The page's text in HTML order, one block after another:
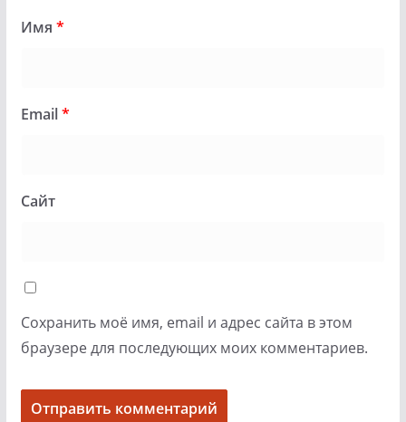
Имя *
Email*
Сайт
Сохранить моё имя, email и адрес сайта в этом
браузере для последующих моих комментариев.